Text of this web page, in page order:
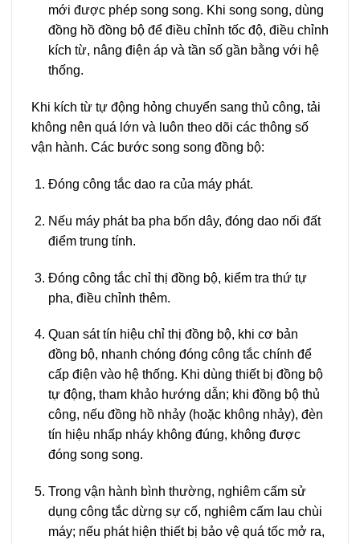
mới được phép song song. Khi song song, dùng
đồng hồ đồng bộ để điều chỉnh tốc độ, điều chỉnh
kích từ, nâng điện áp và tần số gần bằng với hệ
thống.
Khi kích từ tự động hỏng chuyển sang thủ công, tải
không nên quá lớn và luôn theo dõi các thông số
vận hành. Các bước song song đồng bộ:
Đóng công tắc dao ra của máy phát.
Nếu máy phát ba pha bốn dây, đóng dao nối đất
điểm trung tính.
Đóng công tắc chỉ thị đồng bộ, kiểm tra thứ tự
pha, điều chỉnh thêm.
Quan sát tín hiệu chỉ thị đồng bộ, khi cơ bản
đồng bộ, nhanh chóng đóng công tắc chính để
cấp điện vào hệ thống. Khi dùng thiết bị đồng bộ
tự động, tham khảo hướng dẫn; khi đồng bộ thủ
công, nếu đồng hồ nhảy (hoặc không nhảy), đèn
tín hiệu nhấp nháy không đúng, không được
đóng song song.
Trong vận hành bình thường, nghiêm cấm sử
dụng công tắc dừng sự cố, nghiêm cấm lau chùi
máy; nếu phát hiện thiết bị bảo vệ quá tốc mở ra,